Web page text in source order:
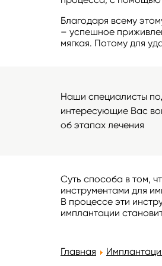
Благодаря всему
– успешное
мягкая. Потому для
Наши специалисты
интересующие Вас
об этапах лечения
Суть способа в том,
инструментами для
В процессе эти
имплантации
Главная